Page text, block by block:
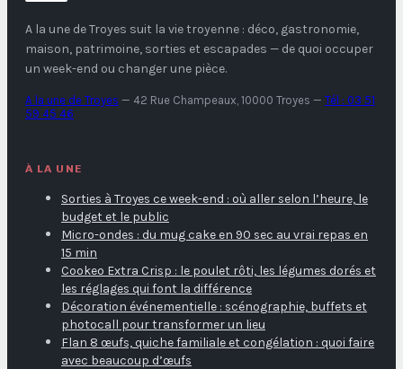
A la une de Troyes suit la vie troyenne : déco, gastronomie,
maison, patrimoine, sorties et escapades — de quoi occuper
un week-end ou changer une pièce.
A la une de Troyes — 42 Rue Champeaux, 10000 Troyes — Tél : 03 51
59 45 46
À LA UNE
Sorties à Troyes ce week-end : où aller selon l’heure, le
budget et le public
Micro-ondes : du mug cake en 90 sec au vrai repas en
15 min
Cookeo Extra Crisp : le poulet rôti, les légumes dorés et
les réglages qui font la différence
Décoration événementielle : scénographie, buffets et
photocall pour transformer un lieu
Flan 8 œufs, quiche familiale et congélation : quoi faire
avec beaucoup d’œufs